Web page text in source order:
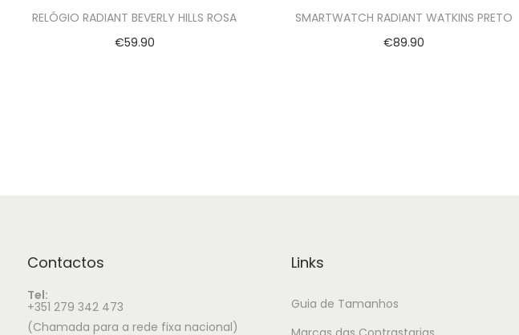
RELÓGIO RADIANT BEVERLY HILLS ROSA
€59.90
SMARTWATCH RADIANT WATKINS PRETO
€89.90
Contactos
Tel:
+351 279 342 473
(Chamada para a rede fixa nacional)
Links
Guia de Tamanhos